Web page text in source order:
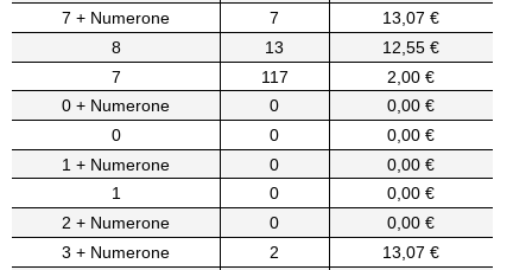
7 + Numerone
7
13,07 €
8
13
12,55 €
7
117
2,00 €
0 + Numerone
0
0,00 €
0
0
0,00 €
1 + Numerone
0
0,00 €
1
0
0,00 €
2 + Numerone
0
0,00 €
3 + Numerone
2
13,07 €